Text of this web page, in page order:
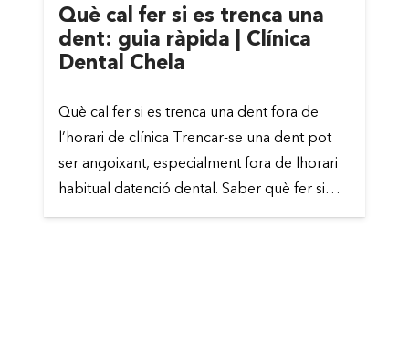
Què cal fer si es trenca una
dent: guia ràpida | Clínica
Dental Chela
Què cal fer si es trenca una dent fora de
l’horari de clínica Trencar-se una dent pot
ser angoixant, especialment fora de lhorari
habitual datenció dental. Saber què fer si…